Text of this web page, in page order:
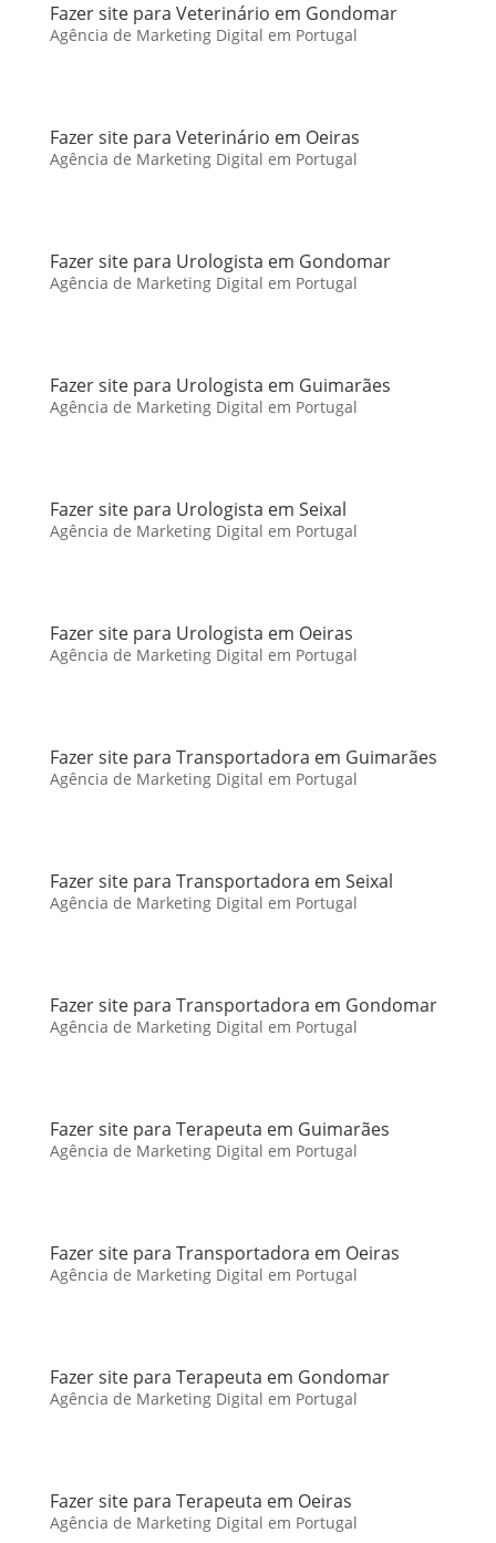
Fazer site para Veterinário em Gondomar
Agência de Marketing Digital em Portugal
Fazer site para Veterinário em Oeiras
Agência de Marketing Digital em Portugal
Fazer site para Urologista em Gondomar
Agência de Marketing Digital em Portugal
Fazer site para Urologista em Guimarães
Agência de Marketing Digital em Portugal
Fazer site para Urologista em Seixal
Agência de Marketing Digital em Portugal
Fazer site para Urologista em Oeiras
Agência de Marketing Digital em Portugal
Fazer site para Transportadora em Guimarães
Agência de Marketing Digital em Portugal
Fazer site para Transportadora em Seixal
Agência de Marketing Digital em Portugal
Fazer site para Transportadora em Gondomar
Agência de Marketing Digital em Portugal
Fazer site para Terapeuta em Guimarães
Agência de Marketing Digital em Portugal
Fazer site para Transportadora em Oeiras
Agência de Marketing Digital em Portugal
Fazer site para Terapeuta em Gondomar
Agência de Marketing Digital em Portugal
Fazer site para Terapeuta em Oeiras
Agência de Marketing Digital em Portugal